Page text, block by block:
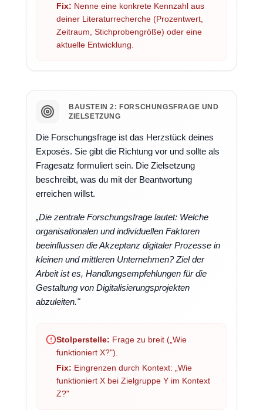
Fix: Nenne eine konkrete Kennzahl aus
deiner Literaturrecherche (Prozentwert,
Zeitraum, Stichprobengröße) oder eine
aktuelle Entwicklung.
BAUSTEIN 2: FORSCHUNGSFRAGE UND
ZIELSETZUNG
Die Forschungsfrage ist das Herzstück deines
Exposés. Sie gibt die Richtung vor und sollte als
Fragesatz formuliert sein. Die Zielsetzung
beschreibt, was du mit der Beantwortung
erreichen willst.
„Die zentrale Forschungsfrage lautet: Welche
organisationalen und individuellen Faktoren
beeinflussen die Akzeptanz digitaler Prozesse in
kleinen und mittleren Unternehmen? Ziel der
Arbeit ist es, Handlungsempfehlungen für die
Gestaltung von Digitalisierungsprojekten
abzuleiten."
Stolperstelle: Frage zu breit („Wie
funktioniert X?").
Fix: Eingrenzen durch Kontext: „Wie
funktioniert X bei Zielgruppe Y im Kontext
Z?"